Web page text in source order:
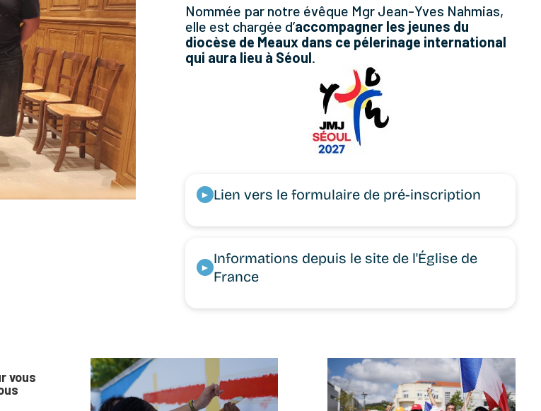
Nommée par notre évêque Mgr Jean-Yves Nahmias,
elle est chargée d’accompagner les jeunes du
diocèse de Meaux dans ce pélerinage international
qui aura lieu à Séoul.
► Lien vers le formulaire de pré-inscription
►
Informations depuis le site de l'Église de
France
vous